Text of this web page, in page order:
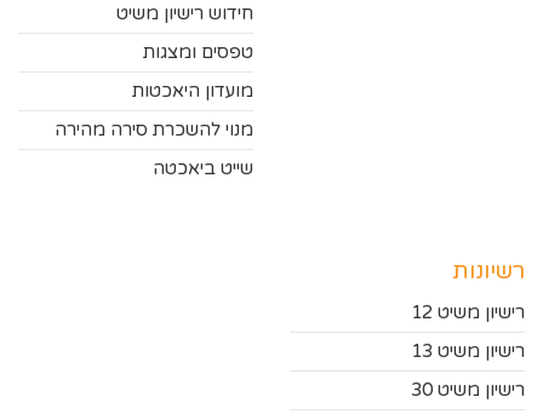
חידוש רישיון משיט
טפסים ומצגות
מועדון היאכטות
מנוי להשכרת סירה מהירה
שייט ביאכטה
רשיונות
רישיון משיט 12
רישיון משיט 13
רישיון משיט 30